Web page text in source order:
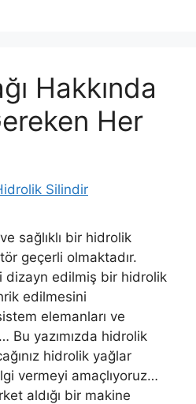
Hakkında
Her
Silindir
sağlıklı bir hidrolik
geçerli olmaktadır.
dizayn edilmiş bir hidrolik
edilmesini
elemanları ve
Bu yazımızda hidrolik
hidrolik yağlar
vermeyi amaçlıyoruz…
aldığı bir makine